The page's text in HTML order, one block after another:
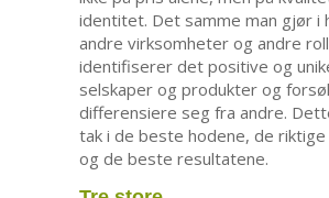
identitet. Det samme man gjør i
andre virksomheter og andre
identifiserer det positive og
selskaper og produkter og
differensiere seg fra andre.
tak i de beste hodene, de riktige
og de beste resultatene.